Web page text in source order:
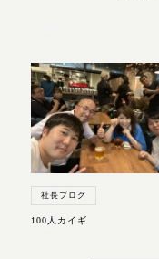
社長ブログ
100人カイギ